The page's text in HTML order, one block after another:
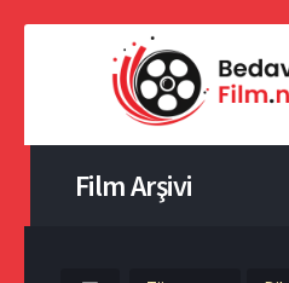
Film Arşivi